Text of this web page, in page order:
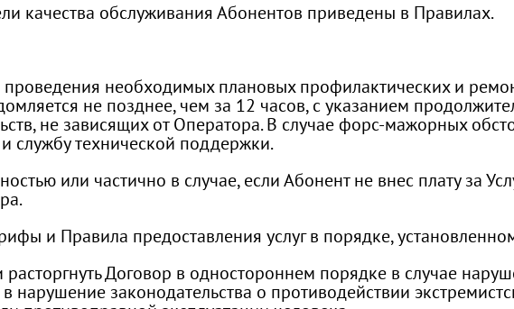
качества обслуживания Абонентов приведены в Правилах.
проведения необходимых плановых профилактических и
не позднее, чем за 12 часов, с указанием
не зависящих от Оператора. В случае форс-мажорных
службу технической поддержки.
или частично в случае, если Абонент не внес плату за
и Правила предоставления услуг в порядке,
расторгнуть Договор в одностороннем порядке в случае
нарушение законодательства о противодействии